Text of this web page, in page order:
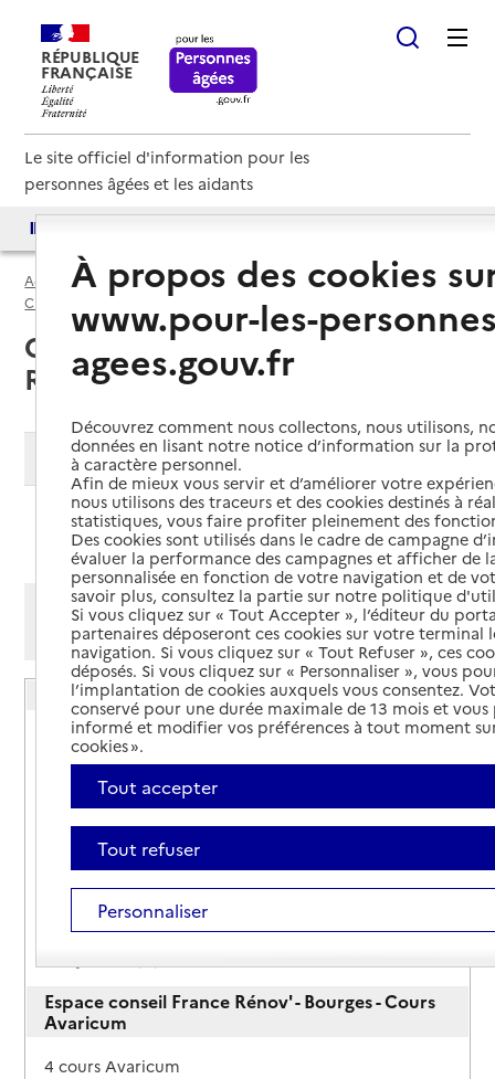
RÉPUBLIQUE
FRANÇAISE
Le site officiel d'information pour les
personnes âgées et les aidants
Accueil Espace annuaire
France rénov' par département
Cher (18)
France Rénov'
Cher (18) : liste des 2 France
Rénov'
Modifier ma recherche
Ajouter cette recherche aux favoris
Afficher les résultats par:
Mode liste
Mode carte
Espace conseil France Rénov' - Bourges
Adresse
11 rue Maurice Roy
18000-Bourges
Contact
Site internet
Source des données : Annuaire de l'administration - Base de
Espace conseil France Rénov' - Bourges - Cours
Avaricum
Adresse
4 cours Avaricum
À propos des cookies
www.pour-les-
agees.gouv.fr
Découvrez comment nous collectons, nous utilisons,
données en lisant notre notice d’information sur la
à caractère personnel.
Afin de mieux vous servir et d’améliorer votre
nous utilisons des traceurs et des cookies destinés à
statistiques, vous faire profiter pleinement des
Des cookies sont utilisés dans le cadre de campagne
évaluer la performance des campagnes et afficher de
personnalisée en fonction de votre navigation et de
savoir plus, consultez la partie sur notre politique
Si vous cliquez sur « Tout Accepter », l’éditeur du
partenaires déposeront ces cookies sur votre terminal
navigation. Si vous cliquez sur « Tout Refuser », ces
déposés. Si vous cliquez sur « Personnaliser », vous
l’implantation de cookies auxquels vous consentez.
conservé pour une durée maximale de 13 mois et
informé et modifier vos préférences à tout moment
cookies ».
Tout accepter
Tout refuser
Personnaliser